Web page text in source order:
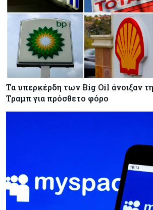
Τα υπερκέρδη των Big Oil άνοιξαν
Τραμπ για πρόσθετο φόρο